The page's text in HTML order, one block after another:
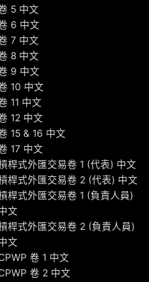
5 中文
6 中文
7 中文
8 中文
9 中文
10 中文
11 中文
12 中文
15 & 16 中文
17 中文
桿式外匯交易卷 1 (代表) 中文
桿式外匯交易卷 2 (代表) 中文
桿式外匯交易卷 1 (負責人員)
文
桿式外匯交易卷 2 (負責人員)
文
卷 1 中文
卷 2 中文